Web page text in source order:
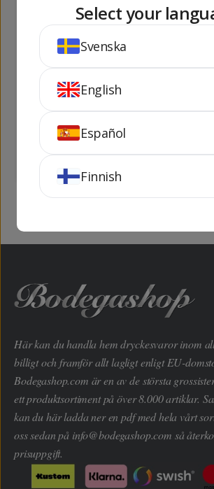
Vermouth Canasta
15%
Här kan du handla hem dryckesvaror inom
billigt och framför allt lagligt enligt EU-
Bodegashop.com är en av de största
ett produktsortiment på över 8.000 artiklar.
kan du här ladda ner en pdf med hela vårt
oss sedan på info@bodegashop.com så
prisuppgift.
Select your
Svenska
English
Español
Finnish